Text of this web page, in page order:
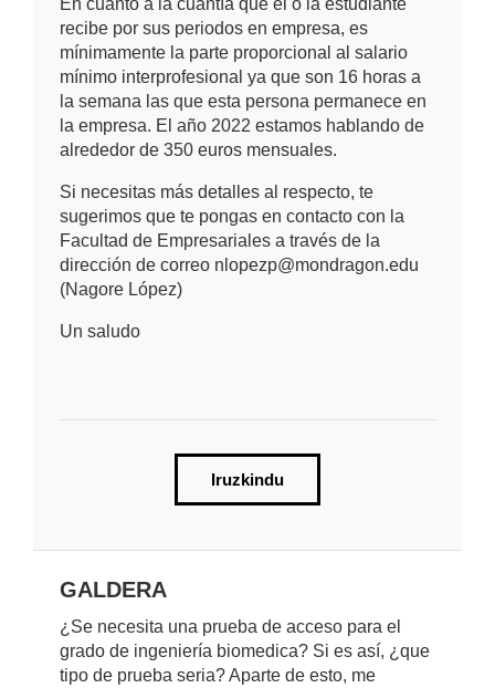
En cuanto a la cuantía que el o la estudiante
recibe por sus periodos en empresa, es
mínimamente la parte proporcional al salario
mínimo interprofesional ya que son 16 horas a
la semana las que esta persona permanece en
la empresa. El año 2022 estamos hablando de
alrededor de 350 euros mensuales.
Si necesitas más detalles al respecto, te
sugerimos que te pongas en contacto con la
Facultad de Empresariales a través de la
dirección de correo nlopezp@mondragon.edu
(Nagore López)
Un saludo
Iruzkindu
GALDERA
¿Se necesita una prueba de acceso para el
grado de ingeniería biomedica? Si es así, ¿que
tipo de prueba seria? Aparte de esto, me